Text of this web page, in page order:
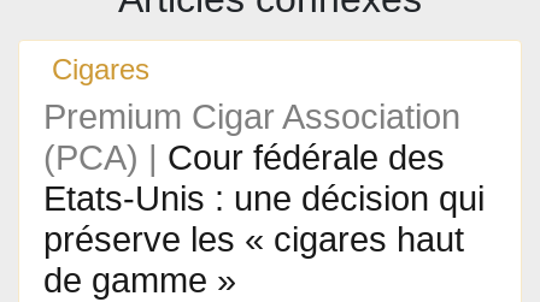
Cigares
Premium Cigar Association
(PCA) | Cour fédérale des
Etats-Unis : une décision qui
préserve les « cigares haut
de gamme »